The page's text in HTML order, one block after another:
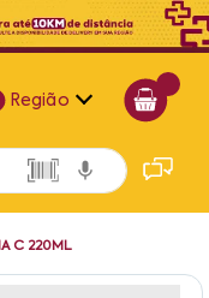
Região
Alagoas
Bahia
C 220ML